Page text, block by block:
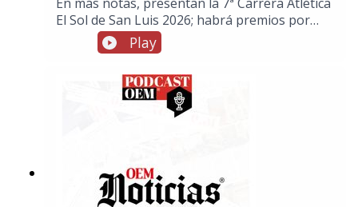
El Sol de San Luis 2026; habrá premios por
150 mil pesos, en El Esto, medallero de los
Juegos Centroamericanos al momento:
México se mantiene como líder y brilla en
clavados, en información internacional,
ciudades sede del Mundial reclaman millones
de dólares que les habría prometido FIFA, en
Play